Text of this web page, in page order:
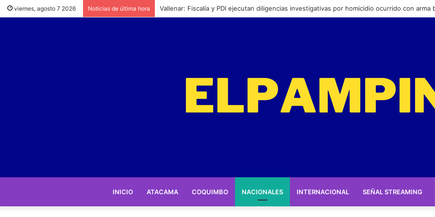
viernes, agosto 7 2026 Noticias de última hora SAG reitera llamado a feriantes a inscribirse ante el servicio
INICIO ATACAMA COQUIMBO NACIONALES INTERNACIONAL SEÑAL STREAMING